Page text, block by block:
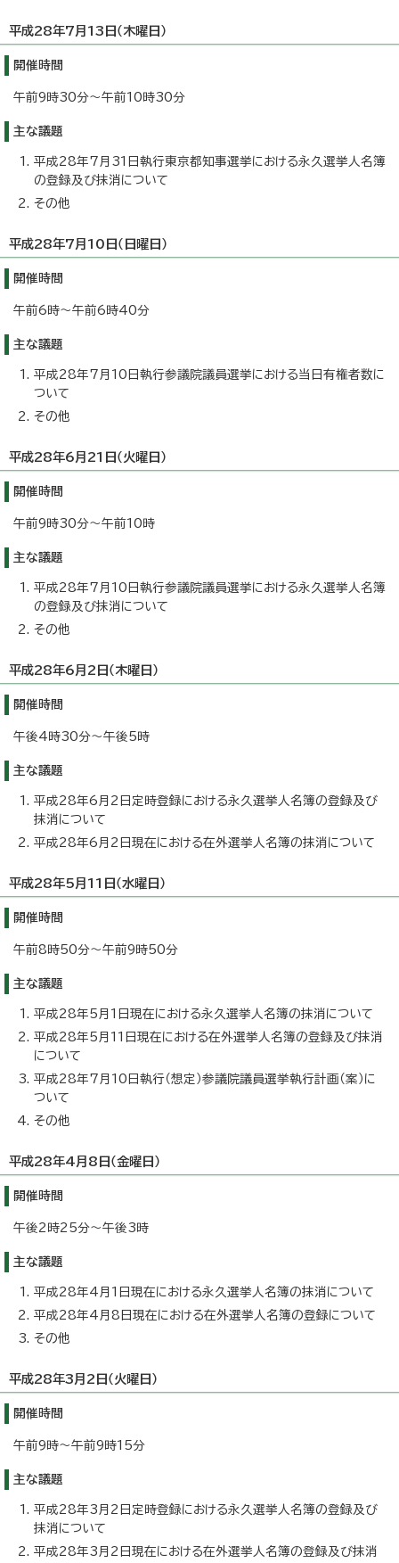
平成28年7月13日（木曜日）
開催時間
午前9時30分～午前10時30分
主な議題
平成28年7月31日執行東京都知事選挙における永久選挙人名簿
の登録及び抹消について
その他
平成28年7月10日（日曜日）
開催時間
午前6時～午前6時40分
主な議題
平成28年7月10日執行参議院議員選挙における当日有権者数に
ついて
その他
平成28年6月21日（火曜日）
開催時間
午前9時30分～午前10時
主な議題
平成28年7月10日執行参議院議員選挙における永久選挙人名簿
の登録及び抹消について
その他
平成28年6月2日（木曜日）
開催時間
午後4時30分～午後5時
主な議題
平成28年6月2日定時登録における永久選挙人名簿の登録及び
抹消について
平成28年6月2日現在における在外選挙人名簿の抹消について
平成28年5月11日（水曜日）
開催時間
午前8時50分～午前9時50分
主な議題
平成28年5月1日現在における永久選挙人名簿の抹消について
平成28年5月11日現在における在外選挙人名簿の登録及び抹消
について
平成28年7月10日執行（想定）参議院議員選挙執行計画（案）に
ついて
その他
平成28年4月8日（金曜日）
開催時間
午後2時25分～午後3時
主な議題
平成28年4月1日現在における永久選挙人名簿の抹消について
平成28年4月8日現在における在外選挙人名簿の登録について
その他
平成28年3月2日（火曜日）
開催時間
午前9時～午前9時15分
主な議題
平成28年3月2日定時登録における永久選挙人名簿の登録及び
抹消について
平成28年3月2日現在における在外選挙人名簿の登録及び抹消